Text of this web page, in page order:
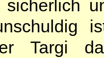
Targi